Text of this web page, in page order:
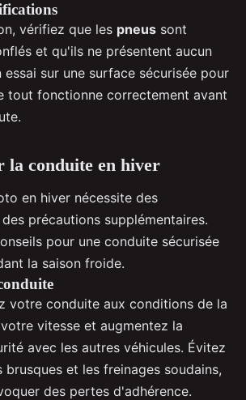
vérifiez que les pneus sont
et qu'ils ne présentent aucun
essai sur une surface sécurisée pour
tout fonctionne correctement avant
la conduite en hiver
en hiver nécessite des
précautions supplémentaires.
pour une conduite sécurisée
la saison froide.
votre conduite aux conditions de la
vitesse et augmentez la
avec les autres véhicules. Évitez
brusques et les freinages soudains,
des pertes d'adhérence.